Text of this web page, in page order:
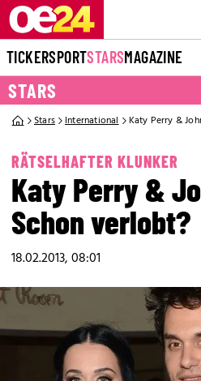
TICKERSPORTSTARSMAGAZINE
STARS
Stars International Katy Perry &
RÄTSELHAFTER KLUNKER
Katy Perry &
Schon verlobt?
18.02.2013, 08:01